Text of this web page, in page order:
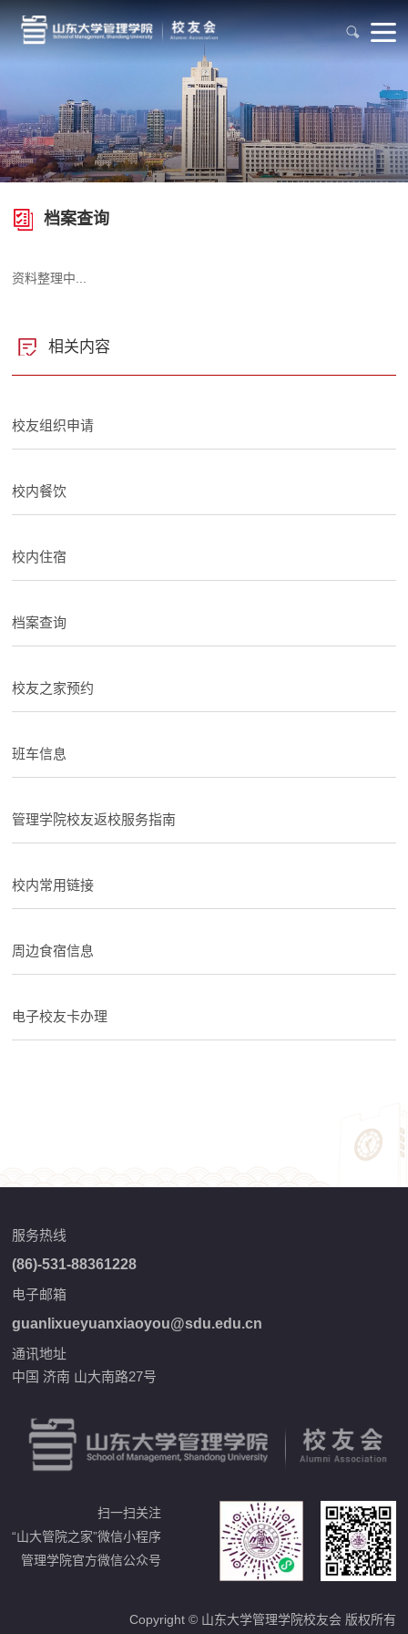
档案查询
资料整理中...
相关内容
校友组织申请
校内餐饮
校内住宿
档案查询
校友之家预约
班车信息
管理学院校友返校服务指南
校内常用链接
周边食宿信息
电子校友卡办理
服务热线
(86)-531-88361228
电子邮箱
guanlixueyuanxiaoyou@sdu.edu.cn
通讯地址
中国 济南 山大南路27号
扫一扫关注
“山大管院之家”微信小程序
管理学院官方微信公众号
Copyright © 山东大学管理学院校友会 版权所有